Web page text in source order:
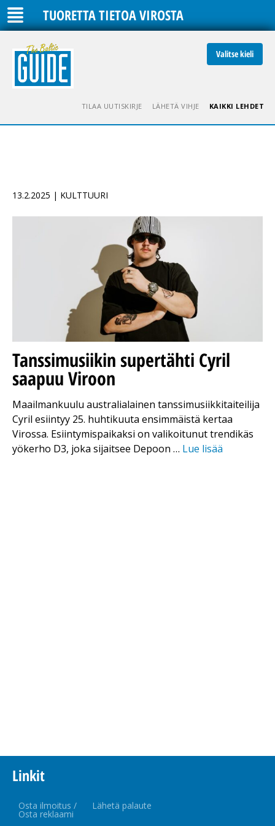
TUORETTA TIETOA VIROSTA
Valitse kieli
TILAA UUTISKIRJE LÄHETÄ VIHJE KAIKKI LEHDET
13.2.2025 | KULTTUURI
Tanssimusiikin supertähti Cyril
saapuu Viroon
Maailmankuulu australialainen tanssimusiikkitaiteilija
Cyril esiintyy 25. huhtikuuta ensimmäistä kertaa
Virossa. Esiintymispaikaksi on valikoitunut trendikäs
yökerho D3, joka sijaitsee Depoon … Lue lisää
Linkit
Osta ilmoitus /
Osta reklaami
Lähetä palaute